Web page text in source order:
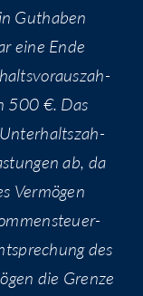
Gut­ha­ben
eine Ende
500 €. Das
ab, da
Ver­mö­gen
des
die Gren­ze